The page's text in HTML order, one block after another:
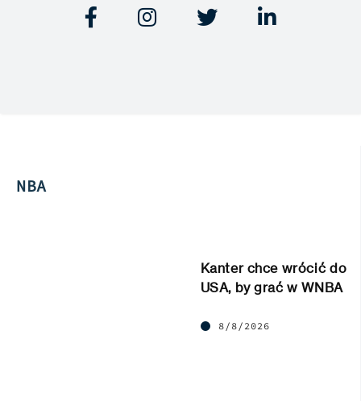
   
NBA
Kanter chce wrócić do
USA, by grać w WNBA
8/8/2026